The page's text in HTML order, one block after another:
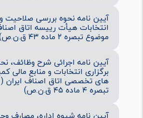
آیین نامه نحوه بررسی صلاحیت و
انتخابات هیأت رییسه اتاق
موضوع تبصره ۲ ماده ۴۳ ق.ن.ص)
آیین نامه اجرائی شرح وظائف،
برگزاری انتخابات و منابع مالی
های تخصصی اتاق اصناف
تبصره ۴ ماده ۴۵ ق.ن.ص)